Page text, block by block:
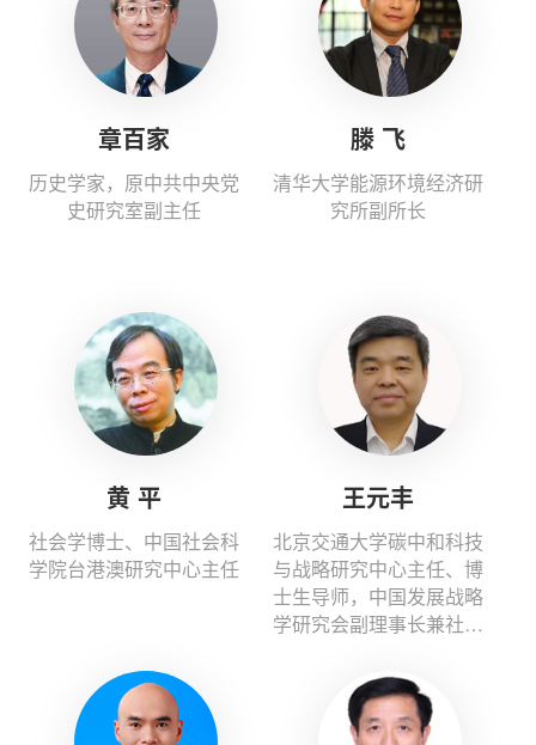
章百家
历史学家，原中共中央党
史研究室副主任
滕 飞
清华大学能源环境经济研
究所副所长
黄 平
社会学博士、中国社会科
学院台港澳研究中心主任
王元丰
北京交通大学碳中和科技
与战略研究中心主任、博
士生导师，中国发展战略
学研究会副理事长兼社会